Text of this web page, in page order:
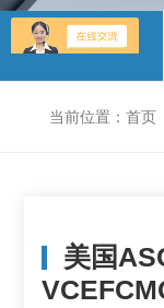
技术文章
当前位置： 首页
美国